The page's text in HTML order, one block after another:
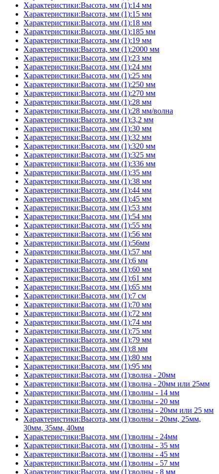
Характеристики:Высота, мм (1):14 мм
Характеристики:Высота, мм (1):15 мм
Характеристики:Высота, мм (1):18 мм
Характеристики:Высота, мм (1):185 мм
Характеристики:Высота, мм (1):19 мм
Характеристики:Высота, мм (1):2000 мм
Характеристики:Высота, мм (1):23 мм
Характеристики:Высота, мм (1):24 мм
Характеристики:Высота, мм (1):25 мм
Характеристики:Высота, мм (1):250 мм
Характеристики:Высота, мм (1):270 мм
Характеристики:Высота, мм (1):28 мм
Характеристики:Высота, мм (1):28 мм/волна
Характеристики:Высота, мм (1):3,2 мм
Характеристики:Высота, мм (1):30 мм
Характеристики:Высота, мм (1):32 мм
Характеристики:Высота, мм (1):320 мм
Характеристики:Высота, мм (1):325 мм
Характеристики:Высота, мм (1):336 мм
Характеристики:Высота, мм (1):35 мм
Характеристики:Высота, мм (1):38 мм
Характеристики:Высота, мм (1):44 мм
Характеристики:Высота, мм (1):45 мм
Характеристики:Высота, мм (1):53 мм
Характеристики:Высота, мм (1):54 мм
Характеристики:Высота, мм (1):55 мм
Характеристики:Высота, мм (1):56 мм
Характеристики:Высота, мм (1):56мм
Характеристики:Высота, мм (1):57 мм
Характеристики:Высота, мм (1):6 мм
Характеристики:Высота, мм (1):60 мм
Характеристики:Высота, мм (1):61 мм
Характеристики:Высота, мм (1):65 мм
Характеристики:Высота, мм (1):7 см
Характеристики:Высота, мм (1):70 мм
Характеристики:Высота, мм (1):72 мм
Характеристики:Высота, мм (1):74 мм
Характеристики:Высота, мм (1):75 мм
Характеристики:Высота, мм (1):79 мм
Характеристики:Высота, мм (1):8 мм
Характеристики:Высота, мм (1):80 мм
Характеристики:Высота, мм (1):95 мм
Характеристики:Высота, мм (1):волна - 20мм
Характеристики:Высота, мм (1):волна - 20мм или 25мм
Характеристики:Высота, мм (1):волны - 14 мм
Характеристики:Высота, мм (1):волны - 20 мм
Характеристики:Высота, мм (1):волны - 20мм или 25 мм
Характеристики:Высота, мм (1):волны - 20мм, 25мм,
30мм, 35мм, 40мм
Характеристики:Высота, мм (1):волны - 24мм
Характеристики:Высота, мм (1):волны - 35 мм
Характеристики:Высота, мм (1):волны - 45 мм
Характеристики:Высота, мм (1):волны - 57 мм
Характеристики:Высота, мм (1):волны - 8 мм